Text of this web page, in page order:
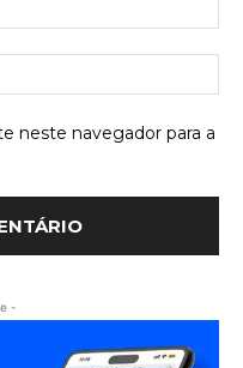
neste navegador para a
-